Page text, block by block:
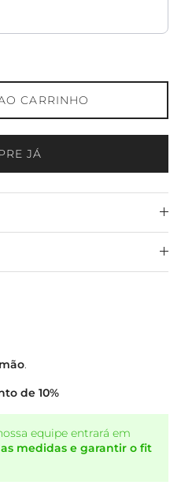
CARRINHO
JÁ
.
de 10%
equipe entrará em
medidas e garantir o fit